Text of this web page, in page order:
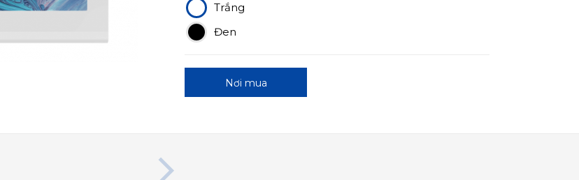
Trắng
Đen
Nơi mua